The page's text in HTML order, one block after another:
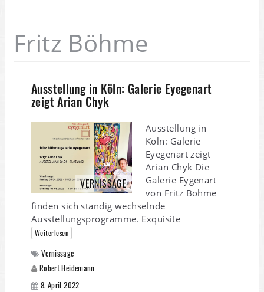
Fritz Böhme
Ausstellung in Köln: Galerie Eyegenart
zeigt Arian Chyk
VERNISSAGE
Ausstellung in
Köln: Galerie
Eyegenart zeigt
Arian Chyk Die
Galerie Eygenart
von Fritz Böhme
finden sich ständig wechselnde
Ausstellungsprogramme. Exquisite
Weiterlesen
Vernissage
Robert Heidemann
8. April 2022